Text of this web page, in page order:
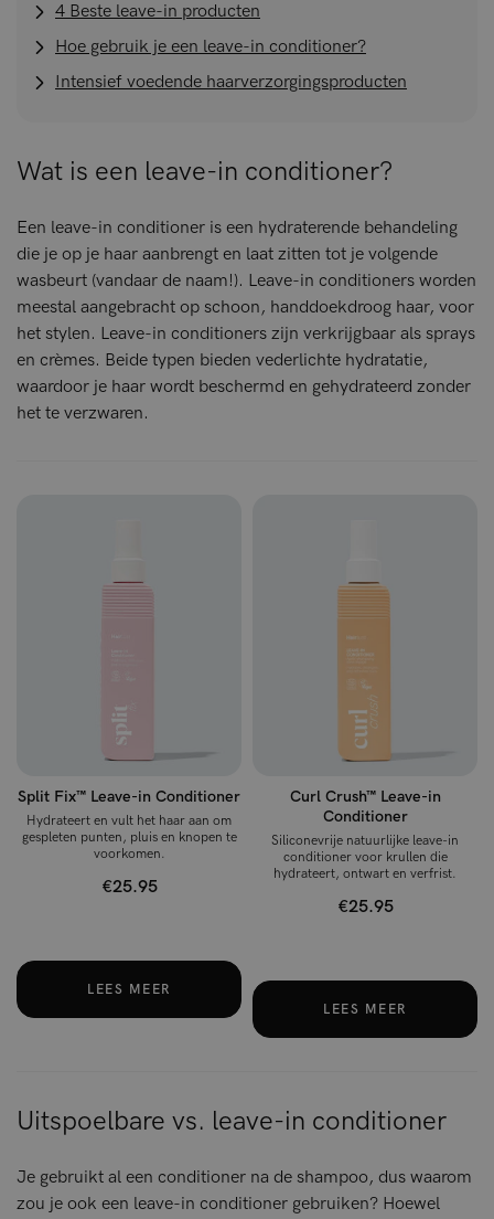
4 Beste leave-in producten
Hoe gebruik je een leave-in conditioner?
Intensief voedende haarverzorgingsproducten
Wat is een leave-in conditioner?
Een leave-in conditioner is een hydraterende behandeling
die je op je haar aanbrengt en laat zitten tot je volgende
wasbeurt (vandaar de naam!). Leave-in conditioners worden
meestal aangebracht op schoon, handdoekdroog haar, voor
het stylen. Leave-in conditioners zijn verkrijgbaar als sprays
en crèmes. Beide typen bieden vederlichte hydratatie,
waardoor je haar wordt beschermd en gehydrateerd zonder
het te verzwaren.
Split Fix™ Leave-in Conditioner
Hydrateert en vult het haar aan om
gespleten punten, pluis en knopen te
voorkomen.
€25.95
LEES MEER
Curl Crush™ Leave-in
Conditioner
Siliconevrije natuurlijke leave-in
conditioner voor krullen die
hydrateert, ontwart en verfrist.
€25.95
LEES MEER
Uitspoelbare vs. leave-in conditioner
Je gebruikt al een conditioner na de shampoo, dus waarom
zou je ook een leave-in conditioner gebruiken? Hoewel